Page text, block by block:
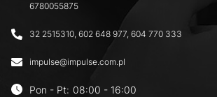
6780055875
32 2515310, 602 648 977, 604 770 333
impulse@impulse.com.pl
Pon - Pt: 08:00 - 16:00